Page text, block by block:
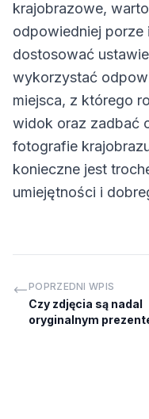
krajobrazowe,
odpowiedniej
dostosować
wykorzystać
miejsca, z którego
widok oraz zadbać
fotografie
konieczne jest
umiejętności i
POPRZEDNI WPIS
Czy zdjęcia są nadal
oryginalnym